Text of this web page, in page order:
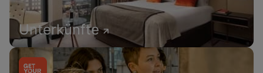
Unterkünfte